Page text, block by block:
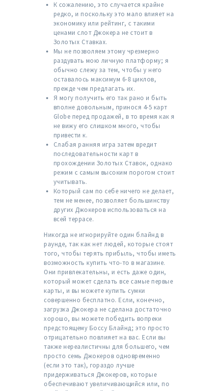
К сожалению, это случается крайне
редко, и поскольку это мало влияет на
экономику или рейтинг, с такими
ценами слот Джокера не стоит в
Золотых Ставках.
Мы не позволяем этому чрезмерно
раздувать мою личную платформу; я
обычно слежу за тем, чтобы у него
оставалось максимум 6-8 циклов,
прежде чем предлагать их.
Я могу получить его так рано и быть
вполне довольным, принося 4-5 карт
Globe перед продажей, в то время как я
не вижу его слишком много, чтобы
привести к.
Слабая ранняя игра затем вредит
последовательности карт в
прохождении Золотых Ставок, однако
режим с самым высоким порогом стоит
учитывать.
Который сам по себе ничего не делает,
тем не менее, позволяет большинству
других Джокеров использоваться на
всей террасе.
Никогда не игнорируйте один блайнд в
раунде, так как нет людей, которые стоят
того, чтобы терять прибыль, чтобы иметь
возможность купить что-то в магазине.
Они привлекательны, и есть даже один,
который может сделать все самые первые
карты, и вы можете купить сумки
совершенно бесплатно. Если, конечно,
загрузка Джокера не сделана достаточно
хорошо, вы можете победить вопреки
предстоящему Боссу Блайнд; это просто
отрицательно повлияет на вас. Если вы
также нереалистичны для большего, чем
просто семь Джокеров одновременно
(если это так), гораздо лучше
придерживаться Джокеров, которые
обеспечивают увеличивающийся или, по